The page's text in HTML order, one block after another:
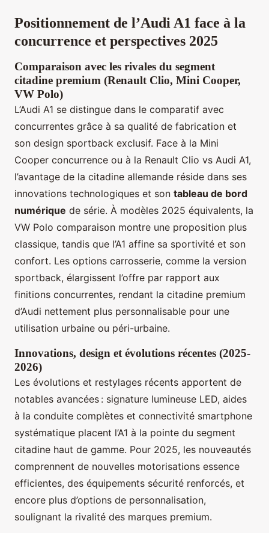
Positionnement de l’Audi A1 face à la
concurrence et perspectives 2025
Comparaison avec les rivales du segment
citadine premium (Renault Clio, Mini Cooper,
VW Polo)
L’Audi A1 se distingue dans le comparatif avec
concurrentes grâce à sa qualité de fabrication et
son design sportback exclusif. Face à la Mini
Cooper concurrence ou à la Renault Clio vs Audi A1,
l’avantage de la citadine allemande réside dans ses
innovations technologiques et son tableau de bord
numérique de série. À modèles 2025 équivalents, la
VW Polo comparaison montre une proposition plus
classique, tandis que l’A1 affine sa sportivité et son
confort. Les options carrosserie, comme la version
sportback, élargissent l’offre par rapport aux
finitions concurrentes, rendant la citadine premium
d’Audi nettement plus personnalisable pour une
utilisation urbaine ou péri-urbaine.
Innovations, design et évolutions récentes (2025-
2026)
Les évolutions et restylages récents apportent de
notables avancées : signature lumineuse LED, aides
à la conduite complètes et connectivité smartphone
systématique placent l’A1 à la pointe du segment
citadine haut de gamme. Pour 2025, les nouveautés
comprennent de nouvelles motorisations essence
efficientes, des équipements sécurité renforcés, et
encore plus d’options de personnalisation,
soulignant la rivalité des marques premium.